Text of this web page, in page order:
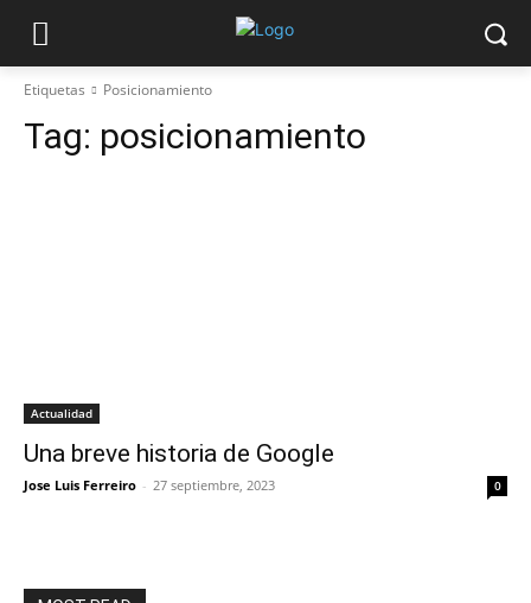
Etiquetas Posicionamiento
Tag: posicionamiento
Actualidad
Una breve historia de Google
Jose Luis Ferreiro - 27 septiembre, 2023 0